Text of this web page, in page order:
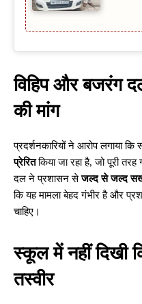
विहिप और बजरंग
की मांग
प्रदर्शनकारियों ने आरोप लगाया
प्रेरितकिया जा रहा है, जो पूरी
दल ने प्रशासन सेजल्द से जल्द सख्त
कि यह मामला बेहद गंभीर है और
चाहिए।
स्कूल में नहीं दिखी
तस्वीर